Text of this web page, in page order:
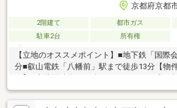
京都府京都
2階建て 都市ガス
駐車2台
所有権
【立地のオススメポイント】■地下鉄「国際
分■叡山電鉄「八幡前」駅まで徒歩13分【物
ｍざいます■お庭スペースございます現地見
約してください）日程／公開中時間／10：